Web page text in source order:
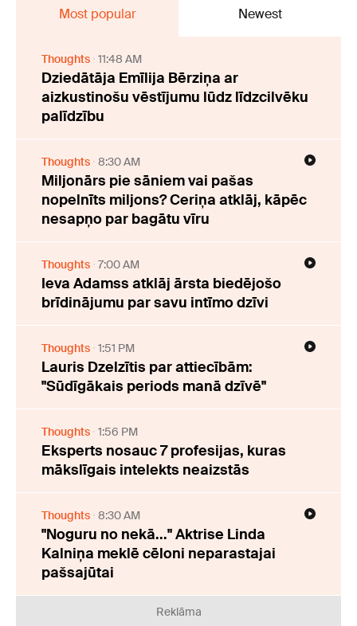
Most popular Newest
Thoughts 11:48 AM
Dziedātāja Emīlija Bērziņa ar
aizkustinošu vēstījumu lūdz līdzcilvēku
palīdzību
Thoughts 8:30 AM
Miljonārs pie sāniem vai pašas
nopelnīts miljons? Ceriņa atklāj, kāpēc
nesapņo par bagātu vīru
Thoughts 7:00 AM
Ieva Adamss atklāj ārsta biedējošo
brīdinājumu par savu intīmo dzīvi
Thoughts 1:51 PM
Lauris Dzelzītis par attiecībām:
"Sūdīgākais periods manā dzīvē"
Thoughts 1:56 PM
Eksperts nosauc 7 profesijas, kuras
mākslīgais intelekts neaizstās
Thoughts 8:30 AM
"Noguru no nekā..." Aktrise Linda
Kalniņa meklē cēloni neparastajai
pašsajūtai
Reklāma